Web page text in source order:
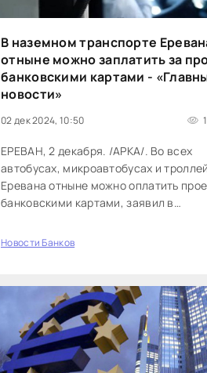
В наземном транспорте
отныне можно заплатить за
банковскими картами -
новости»
02 дек 2024, 10:50
ЕРЕВАН, 2 декабря. /АРКА/. Во всех
автобусах, микроавтобусах и
Еревана отныне можно оплатить
банковскими картами, заявил в
Григорян на совещании в мэрии. По...
Новости Банков